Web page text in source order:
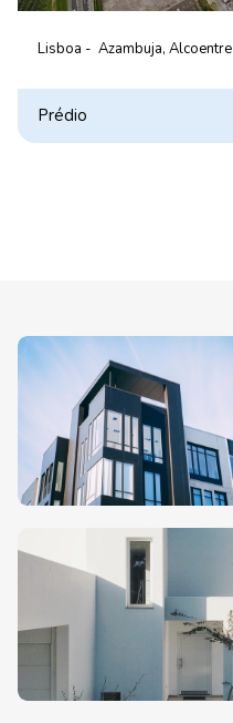
Lisboa - Azambuja, Alcoentre
Prédio